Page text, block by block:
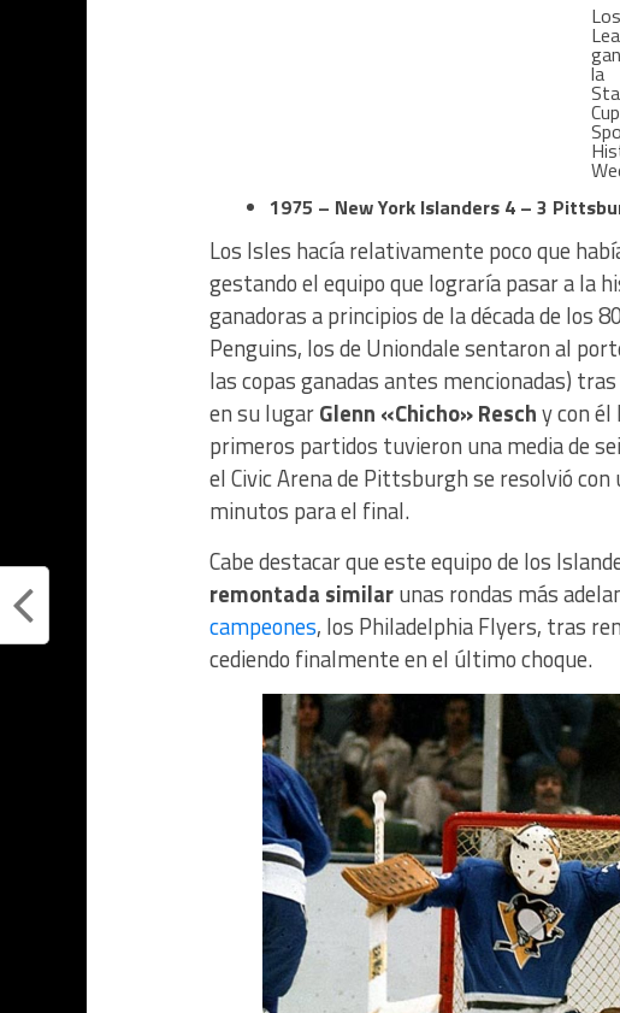
Los
la
1975 – New York Islanders 4 – 3
Los Isles hacía relativamente poco que
gestando el equipo que lograría pasar a la
ganadoras a principios de la década de los
Penguins, los de Uniondale sentaron al
las copas ganadas antes mencionadas)
en su lugarGlenn «Chicho» Reschy con
primeros partidos tuvieron una media de
el Civic Arena de Pittsburgh se resolvió
minutos para el final.
Cabe destacar que este equipo de los
remontada similarunas rondas más
campeones, los Philadelphia Flyers, tras
cediendo finalmente en el último choque.